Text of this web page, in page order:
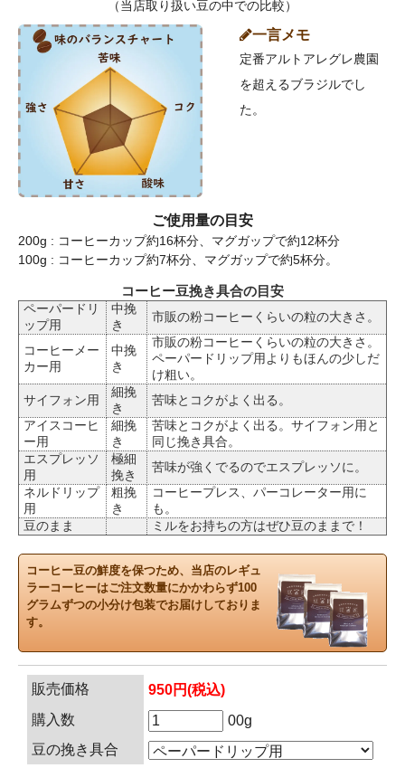
（当店取り扱い豆の中での比較）
一言メモ
定番アルトアレグレ農園
を超えるブラジルでし
た。
ご使用量の目安
200g : コーヒーカップ約16杯分、マグガップで約12杯分
100g : コーヒーカップ約7杯分、マグガップで約5杯分。
コーヒー豆挽き具合の目安
ペーパードリ
ップ用
中挽
き
市販の粉コーヒーくらいの粒の大きさ。
コーヒーメー
カー用
中挽
き
市販の粉コーヒーくらいの粒の大きさ。
ペーパードリップ用よりもほんの少しだ
け粗い。
サイフォン用
細挽
き
苦味とコクがよく出る。
アイスコーヒ
ー用
細挽
き
苦味とコクがよく出る。サイフォン用と
同じ挽き具合。
エスプレッソ
用
極細
挽き
苦味が強くでるのでエスプレッソに。
ネルドリップ
用
粗挽
き
コーヒープレス、パーコレーター用に
も。
豆のまま
ミルをお持ちの方はぜひ豆のままで！
コーヒー豆の鮮度を保つため、当店のレギュ
ラーコーヒーはご注文数量にかかわらず100
グラムずつの小分け包装でお届けしておりま
す。
販売価格
950円(税込)
購入数
00g
豆の挽き具合